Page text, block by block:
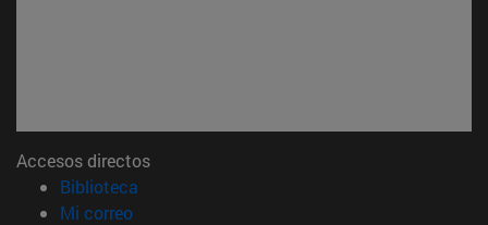
Accesos directos
Biblioteca
Mi correo(abre en nueva ventana)